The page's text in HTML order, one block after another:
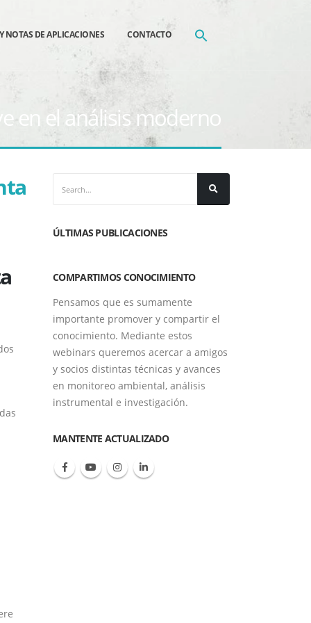
NOTAS DE APLICACIONES CONTACTO
en el análisis moderno
ÚLTIMAS PUBLICACIONES
COMPARTIMOS CONOCIMIENTO
Pensamos que es sumamente
importante promover y compartir el
conocimiento. Mediante estos
webinars queremos acercar a amigos
y socios distintas técnicas y avances
en monitoreo ambiental, análisis
instrumental e investigación.
MANTENTE ACTUALIZADO